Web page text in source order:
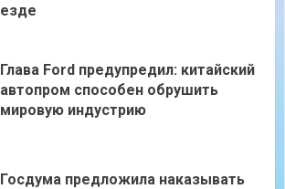
езде
Глава Ford предупредил: китайский
автопром способен обрушить
мировую индустрию
Госдума предложила наказывать